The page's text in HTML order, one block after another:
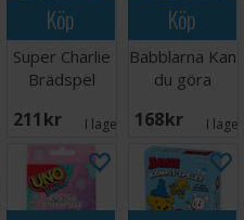
4
Köp
Super Charlie
Brädspel
211 SEK I lager:
Köp
Babblarna Kan
du göra
Brädspel
168 SEK I